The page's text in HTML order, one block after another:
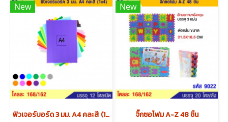
New
ฟิวเจอร์บอร์ด 3 มม. A4 คละสี (1x4) x12 แพค
New
จิ๊กซอโฟม A-Z 48 ชิ้น